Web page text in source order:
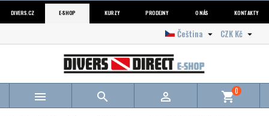
DIVERS.CZ E-SHOP KURZY PRODEJNY O NÁS KONTAKTY
CZK Kč 
Čeština 
   shopping_cart0